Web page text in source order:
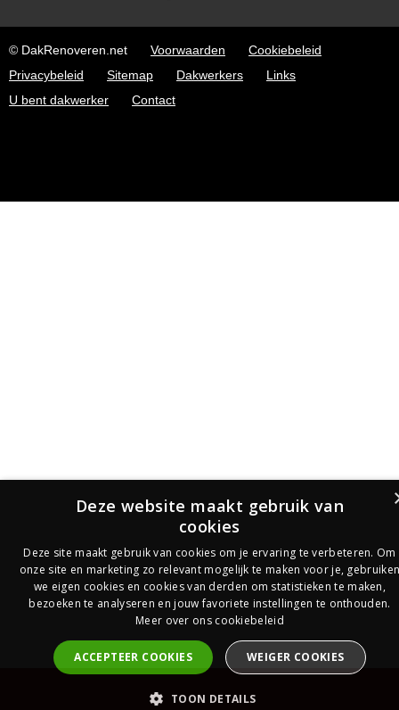
© DakRenoveren.net Voorwaarden
Cookiebeleid
Privacybeleid
Sitemap Dakwerkers
Links
U bent dakwerker
Contact
PrijsOfferte
Deze website maakt gebruik van
cookies
Deze site maakt gebruik van cookies om je ervaring te verbeteren. Om
onze site en marketing zo relevant mogelijk te maken voor je,
we eigen cookies en cookies van derden om statistieken te maken,
bezoeken te analyseren en jouw favoriete instellingen te onthouden.
Meer over ons cookiebeleid
ACCEPTEER COOKIES WEIGER COOKIES
TOON DETAILS